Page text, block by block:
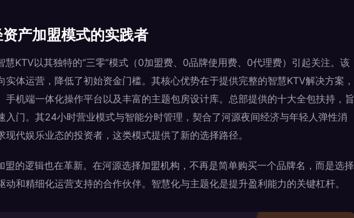
产加盟模式的实践者
KTV以其独特的“三零”模式（0加盟费、0品牌使用费、0代理费）引起关注。该
体运营，降低了初始资金门槛。其核心优势在于提供完整的智慧KTV解决方案，
手机端一体化操作平台以及丰富的主题包房设计库。总部提供的十大全包扶持，旨
入门。其24小时营业模式与智能分时管理，契合了河源夜间经济与年轻人弹性消
代娱乐业态的投资者，这类模式提供了新的选择路径。
盟的逻辑也在革新。在河源选择加盟机构，不再是简单购买一个品牌名，而是选择
和精细化运营支持的合作伙伴。智慧化与主题化是提升盈利能力的关键杠杆。